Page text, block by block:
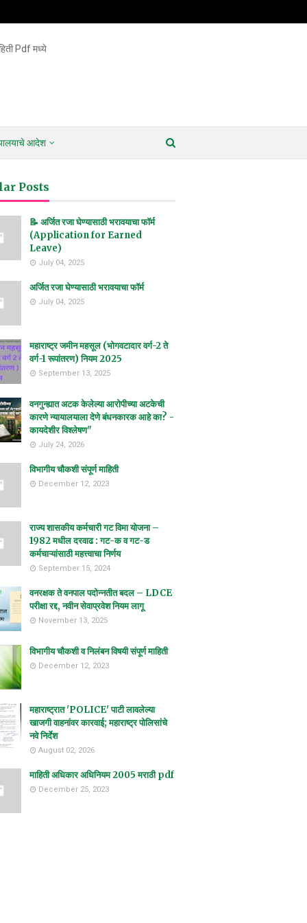
Pdf मध्ये
आदेश
Posts
📝 अर्जित रजा घेण्यासाठी भरावयाचा फॉर्म
(Application for Earned
Leave)
July 04, 2025
अर्जित रजा घेण्यासाठी भरावयाचा फॉर्म
July 04, 2025
महाराष्ट्र जमीन महसूल (भोगवटादार वर्ग-2 ते
वर्ग-1 रूपांतरण) नियम 2025
September 13, 2025
वनगुन्ह्यात अटक केलेल्या आरोपीच्या अटकेची
कारणे न्यायालयाला देणे बंधनकारक आहे का? -
कायदेशीर विश्लेषण"
July 24, 2026
विभागीय चौकशी संपूर्ण माहिती
December 12, 2023
राज्य शासकीय कर्मचारी गट विमा योजना –
1982 मधील दरवाढ : गट-क व गट-ड
कर्मचाऱ्यांसाठी महत्त्वाचा निर्णय
September 15, 2024
वनरक्षक ते वनपाल पदोन्नतीत बदल – LDCE
परीक्षा रद्द, नवीन सेवाप्रवेश नियम लागू
November 13, 2025
विभागीय चौकशी व निलंबन विषयी संपूर्ण माहिती
December 12, 2023
महाराष्ट्रात 'POLICE' पाटी लावलेल्या
खाजगी वाहनांवर कारवाई; महाराष्ट्र पोलिसांचे
नवे निर्देश
August 02, 2026
माहिती अधिकार अधिनियम 2005 मराठी pdf
December 25, 2023